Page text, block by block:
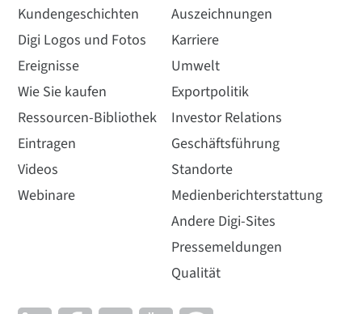
Kundengeschichten
Digi Logos und Fotos
Ereignisse
Wie Sie kaufen
Ressourcen-Bibliothek
Eintragen
Videos
Webinare
Auszeichnungen
Karriere
Umwelt
Exportpolitik
Investor Relations
Geschäftsführung
Standorte
Medienberichterstattung
Andere Digi-Sites
Pressemeldungen
Qualität